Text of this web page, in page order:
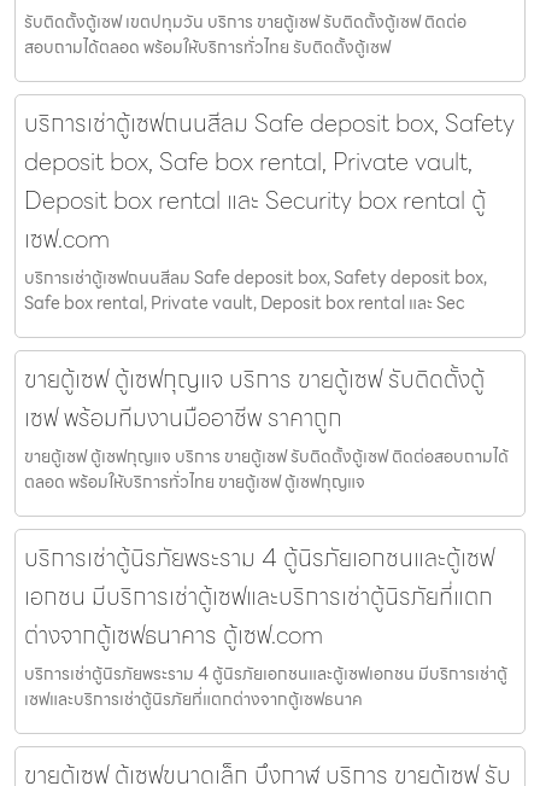
รับติดตั้งตู้เซฟ เขตปทุมวัน บริการ ขายตู้เซฟ รับติดตั้งตู้เซฟ ติดต่อ
สอบถามได้ตลอด พร้อมให้บริการทั่วไทย รับติดตั้งตู้เซฟ
บริการเช่าตู้เซฟถนนสีลม Safe deposit box, Safety
deposit box, Safe box rental, Private vault,
Deposit box rental และ Security box rental ตู้
เซฟ.com
บริการเช่าตู้เซฟถนนสีลม Safe deposit box, Safety deposit box,
Safe box rental, Private vault, Deposit box rental และ Sec
ขายตู้เซฟ ตู้เซฟกุญแจ บริการ ขายตู้เซฟ รับติดตั้งตู้
เซฟ พร้อมทีมงานมืออาชีพ ราคาถูก
ขายตู้เซฟ ตู้เซฟกุญแจ บริการ ขายตู้เซฟ รับติดตั้งตู้เซฟ ติดต่อสอบถามได้
ตลอด พร้อมให้บริการทั่วไทย ขายตู้เซฟ ตู้เซฟกุญแจ
บริการเช่าตู้นิรภัยพระราม 4 ตู้นิรภัยเอกชนและตู้เซฟ
เอกชน มีบริการเช่าตู้เซฟและบริการเช่าตู้นิรภัยที่แตก
ต่างจากตู้เซฟธนาคาร ตู้เซฟ.com
บริการเช่าตู้นิรภัยพระราม 4 ตู้นิรภัยเอกชนและตู้เซฟเอกชน มีบริการเช่าตู้
เซฟและบริการเช่าตู้นิรภัยที่แตกต่างจากตู้เซฟธนาค
ขายตู้เซฟ ตู้เซฟขนาดเล็ก บึงกาฬ บริการ ขายตู้เซฟ รับ